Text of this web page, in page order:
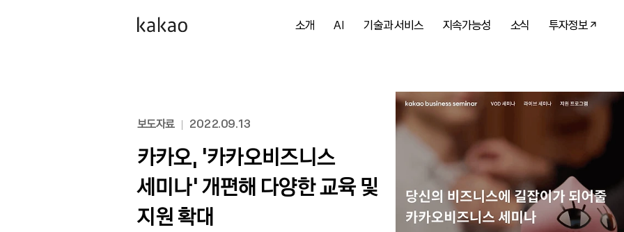
소개 AI 기술과 서비스 지속가능성 소식 투자정보
보도자료 2022.09.13
카카오, ‘카카오비즈니스
세미나’ 개편해 다양한 교육 및
지원 확대